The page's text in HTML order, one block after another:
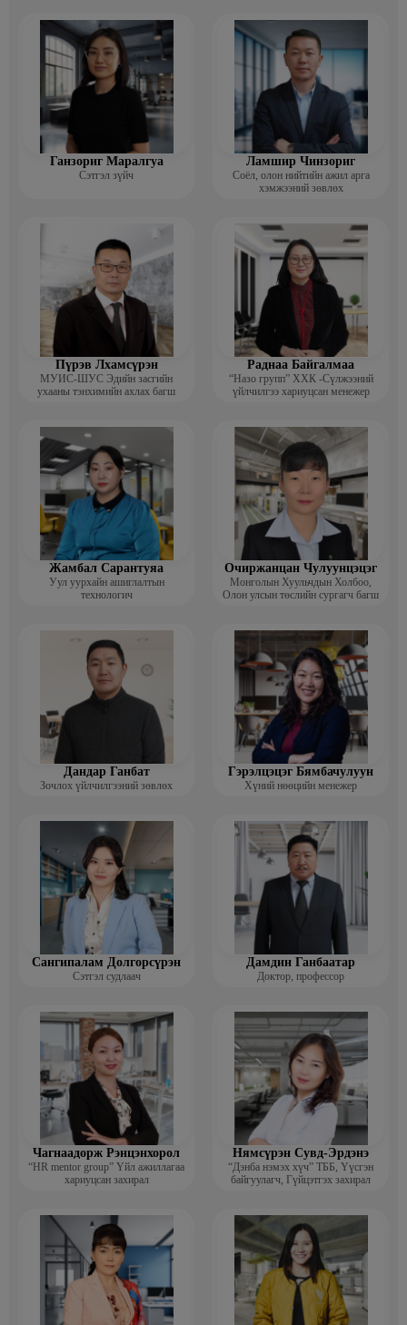
Ганзориг Маралгуа
Сэтгэл зүйч
Ламшир Чинзориг
Соёл, олон нийтийн ажил арга
хэмжээний зөвлөх
Пүрэв Лхамсүрэн
МУИС-ШУС Эдийн засгийн
ухааны тэнхимийн ахлах багш
Раднаа Байгалмаа
“Назо групп” ХХК -Сүлжээний
үйлчилгээ хариуцсан менежер
Жамбал Сарантуяа
Уул уурхайн ашиглалтын
технологич
Очиржанцан Чулуунцэцэг
Монголын Хуульчдын Холбоо,
Олон улсын төслийн сургагч багш
Дандар Ганбат
Зочлох үйлчилгээний зөвлөх
Гэрэлцэцэг Бямбачулуун
Хүний нөөцийн менежер
Сангипалам Долгорсүрэн
Сэтгэл судлаач
Дамдин Ганбаатар
Доктор, профессор
Чагнаадорж Рэнцэнхорол
“HR mentor group” Үйл ажиллагаа
хариуцсан захирал
Нямсүрэн Сувд-Эрдэнэ
“Дэнба нэмэх хүч” ТББ, Үүсгэн
байгуулагч, Гүйцэтгэх захирал